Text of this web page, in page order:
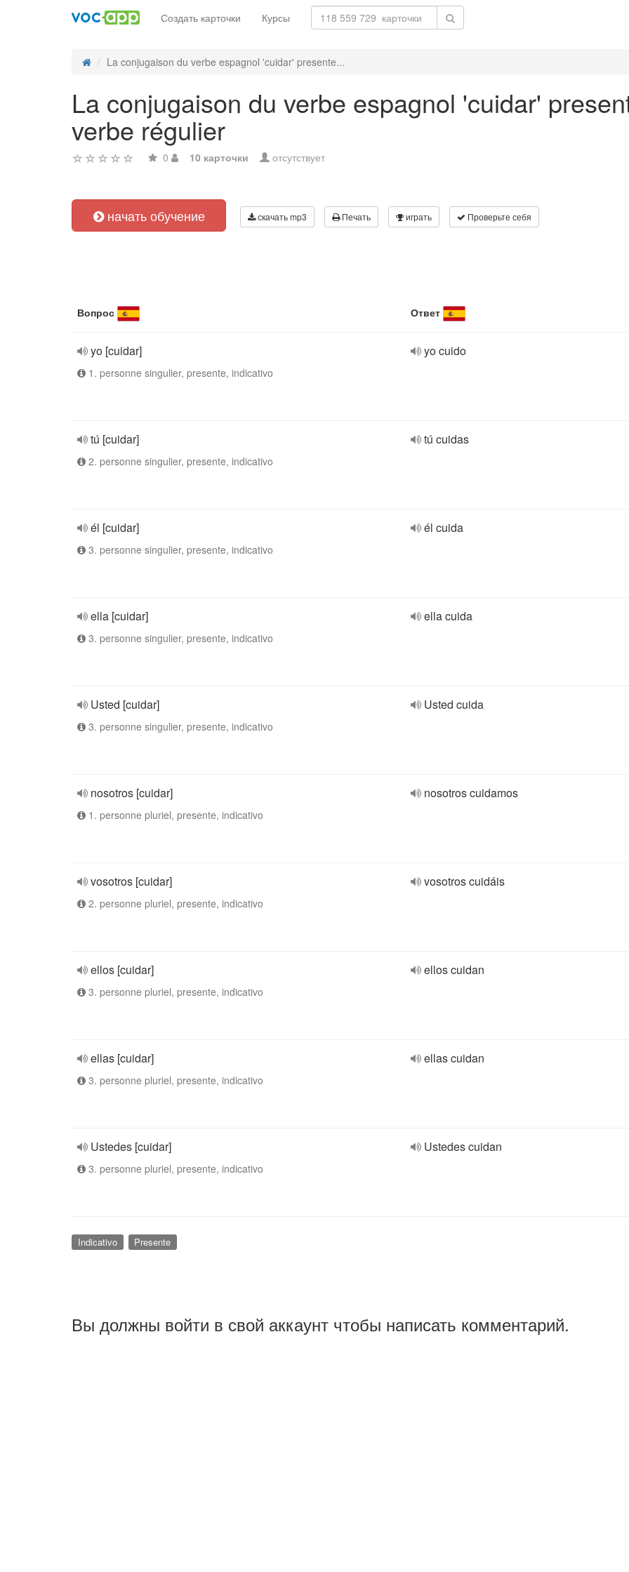
Создать карточки Курсы
La conjugaison du verbe espagnol 'cuidar' presente...
La conjugaison du verbe espagnol 'cuidar'
verbe régulier
0 10 карточки отсутствует
начать обучение скачать mp3 Печать играть Проверьте себя
Вопрос Ответ
yo [cuidar]
1. personne singulier, presente, indicativo
yo cuido
tú [cuidar]
2. personne singulier, presente, indicativo
tú cuidas
él [cuidar]
3. personne singulier, presente, indicativo
él cuida
ella [cuidar]
3. personne singulier, presente, indicativo
ella cuida
Usted [cuidar]
3. personne singulier, presente, indicativo
Usted cuida
nosotros [cuidar]
1. personne pluriel, presente, indicativo
nosotros cuidamos
vosotros [cuidar]
2. personne pluriel, presente, indicativo
vosotros cuidáis
ellos [cuidar]
3. personne pluriel, presente, indicativo
ellos cuidan
ellas [cuidar]
3. personne pluriel, presente, indicativo
ellas cuidan
Ustedes [cuidar]
3. personne pluriel, presente, indicativo
Ustedes cuidan
Indicativo Presente
Вы должны войти в свой аккаунт чтобы написать комментарий.